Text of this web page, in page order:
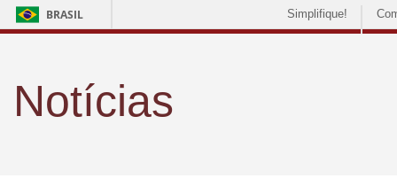
BRASIL Simplifique!
Notícias